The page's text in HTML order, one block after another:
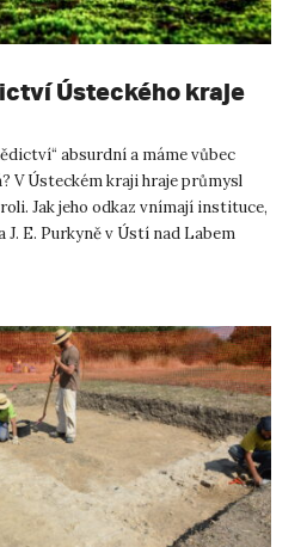
Ústeckého kraje
absurdní a máme vůbec
V Ústeckém kraji hraje průmysl
Jak jeho odkaz vnímají instituce,
E. Purkyně v Ústí nad Labem